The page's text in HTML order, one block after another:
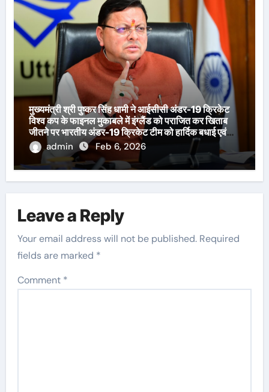
मुख्यमंत्री श्री पुष्कर सिंह धामी ने आईसीसी अंडर-19 क्रिकेट
विश्व कप के फाइनल मुकाबले में इंग्लैंड को पराजित कर खिताब
जीतने पर भारतीय अंडर-19 क्रिकेट टीम को हार्दिक बधाई एवं
शुभकामनाएँ दी हैं।
admin Feb 6, 2026
Leave a Reply
Your email address will not be published. Required
fields are marked *
Comment *